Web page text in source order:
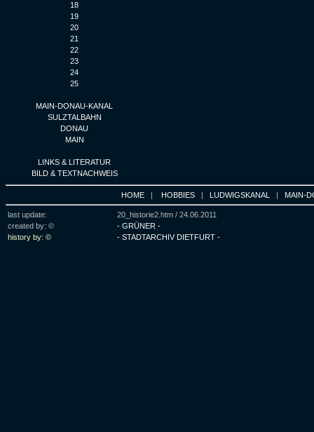
18
19
20
21
22
23
24
25
MAIN-DONAU-KANAL
SULZTALBAHN
DONAU
MAIN
LINKS & LITERATUR
BILD & TEXTNACHWEIS
HOME | HOBBIES | LUDWIGSKANAL | MAIN-
last update: 20_historie2.htm / 24.06.2011
created by: ©
- GRÜNER -
history by: ©
- STADTARCHIV DIETFURT -